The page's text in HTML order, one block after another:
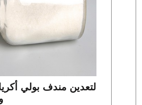
التعدين مندف بولي